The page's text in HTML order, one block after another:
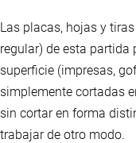
Las placas, hojas y
regular) de esta partida
superficie (impresas,
simplemente cortadas
sin cortar en forma
trabajar de otro modo.